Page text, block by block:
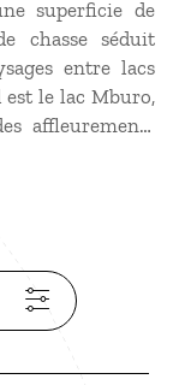
superficie de
chasse séduit
entre lacs
est le lac Mburo,
affleurements
éléphants, des
phacochères,
oublier les